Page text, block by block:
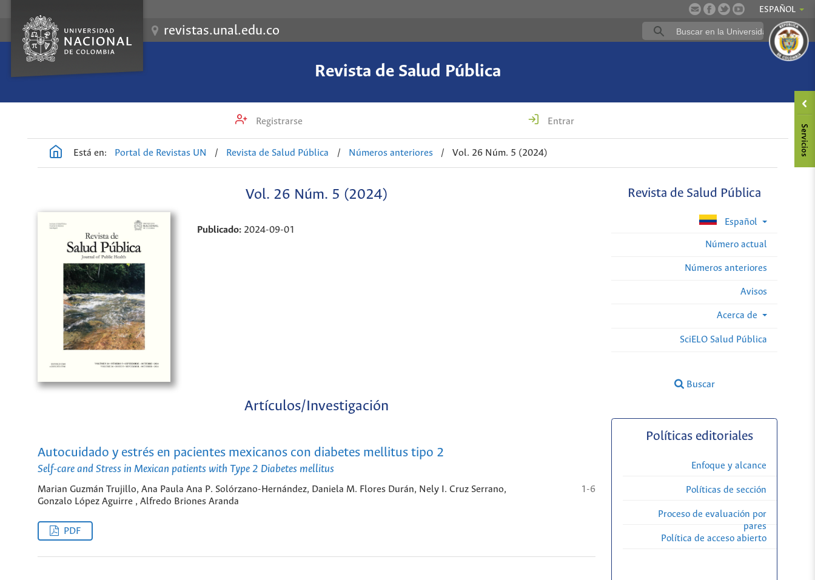
ESPAÑOL
revistas.unal.edu.co
Revista de Salud Pública
Registrarse Entrar
Está en: Portal de Revistas UN / Revista de Salud Pública / Números anteriores / Vol. 26 Núm. 5 (2024)
Revista de Salud Pública
Español
Número actual
Números anteriores
Avisos
Acerca de
SciELO Salud Pública
Buscar
Vol. 26 Núm. 5 (2024)
Publicado: 2024-09-01
Artículos/Investigación
Autocuidado y estrés en pacientes mexicanos con diabetes mellitus tipo 2
Self-care and Stress in Mexican patients with Type 2 Diabetes mellitus
Marian Guzmán Trujillo, Ana Paula Ana P. Solórzano-Hernández, Daniela M. Flores Durán, Nely I. Cruz Serrano,
Gonzalo López Aguirre , Alfredo Briones Aranda
1-6
PDF
Políticas editoriales
Enfoque y alcance
Políticas de sección
Proceso de evaluación por
pares
Política de acceso abierto